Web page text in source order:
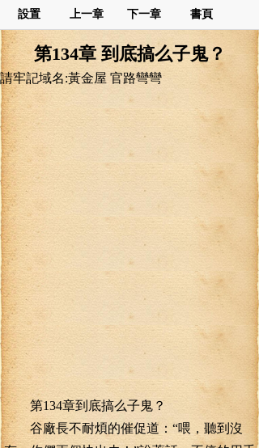
設置 上一章 下一章 書頁
第134章 到底搞么子鬼？
請牢記域名:黃金屋 官路彎彎
第134章到底搞么子鬼？
谷廠長不耐煩的催促道：“喂，聽到沒